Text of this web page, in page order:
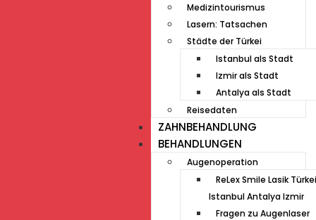
Medizintourismus
Lasern: Tatsachen
Städte der Türkei
Istanbul als Stadt
Izmir als Stadt
Antalya als Stadt
Reisedaten
ZAHNBEHANDLUNG
BEHANDLUNGEN
Augenoperation
ReLex Smile Lasik Türkei
Istanbul Antalya Izmir
Fragen zu Augenlaser